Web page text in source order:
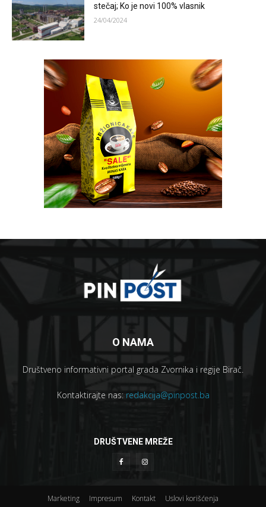
stečaj; Ko je novi 100% vlasnik
24/04/2024
O NAMA
Društveno informativni portal grada Zvornika i regije Birač.
Kontaktirajte nas: redakcija@pinpost.ba
DRUŠTVENE MREŽE
Marketing Impresum Kontakt Uslovi korišćenja